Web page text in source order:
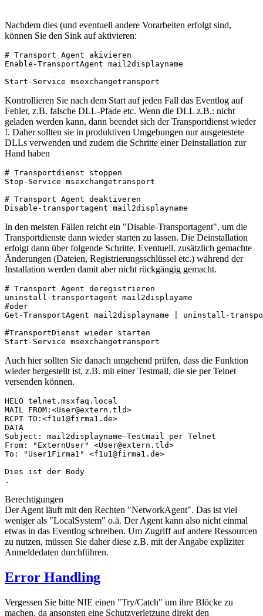
Nachdem dies (und eventuell andere Vorarbeiten erfolgt sind,
können Sie den Sink auf aktivieren:
# Transport Agent akivieren
Enable-TransportAgent mail2displayname
Start-Service msexchangetransport
Kontrollieren Sie nach dem Start auf jeden Fall das Eventlog auf
Fehler, z.B. falsche DLL-Pfade etc. Wenn die DLL z.B.: nicht
geladen werden kann, dann beendet sich der Transportdienst wieder
!. Daher sollten sie in produktiven Umgebungen nur ausgetestete
DLLs verwenden und zudem die Schritte einer Deinstallation zur
Hand haben
# Transportdienst stoppen
Stop-Service msexchangetransport
# Transport Agent deaktiveren
Disable-transportagent mail2displayname
In den meisten Fällen reicht ein "Disable-Transportagent", um die
Transportdienste dann wieder starten zu lassen. Die Deinstallation
erfolgt dann über folgende Schritte. Eventuell. zusätzlich gemachte
Änderungen (Dateien, Registrierungsschlüssel etc.) während der
Installation werden damit aber nicht rückgängig gemacht.
# Transport Agent deregistrieren
uninstall-transportagent mail2displayame
#oder
Get-TransportAgent mail2displayname | uninstall-
#TransportDienst wieder starten
Start-Service msexchangetransport
Auch hier sollten Sie danach umgehend prüfen, dass die Funktion
wieder hergestellt ist, z.B. mit einer Testmail, die sie per Telnet
versenden können.
HELO telnet.msxfaq.local
MAIL FROM:<User@extern.tld>
RCPT TO:<f1u1@firma1.de>
DATA
Subject: mail2displayname-Testmail per Telnet
From: "ExternUser" <User@extern.tld>
To: "User1Firma1" <f1u1@firma1.de>
Dies ist der Body
Berechtigungen
Der Agent läuft mit den Rechten "NetworkAgent". Das ist viel
weniger als "LocalSystem" o.ä. Der Agent kann also nicht einmal
etwas in das Eventlog schreiben. Um Zugriff auf andere Ressourcen
zu nutzen, müssen Sie daher diese z.B. mit der Angabe expliziter
Anmeldedaten durchführen.
Error Handling
Vergessen Sie bitte NIE einen "Try/Catch" um ihre Blöcke zu
machen, da ansonsten eine Schutzverletzung direkt den